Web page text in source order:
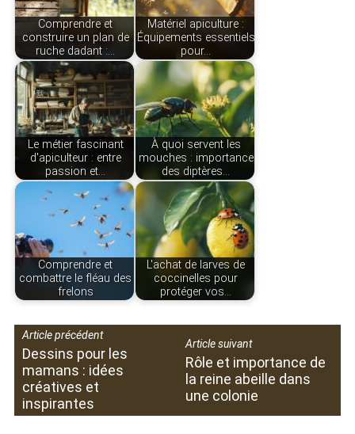
Comprendre et
construire un plan de
ruche dadant :…
Matériel apiculture :
Équipements essentiels
pour…
Le métier fascinant
d'apiculteur : entre
passion et…
À quoi servent les
mouches : importance
des diptères…
Comprendre et
combattre le fléau des
frelons
L'achat de larves de
coccinelles pour
protéger vos…
Article précédent
Dessins pour les
mamans : idées
créatives et
inspirantes
Article suivant
Rôle et importance de
la reine abeille dans
une colonie